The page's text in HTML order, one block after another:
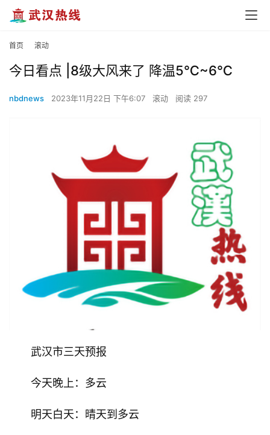
首页 滚动
今日看点 |8级大风来了 降温5℃~6℃
nbdnews 2023年11月22日 下午6:07 滚动 阅读 297
武汉市三天预报
今天晚上：多云
明天白天：晴天到多云